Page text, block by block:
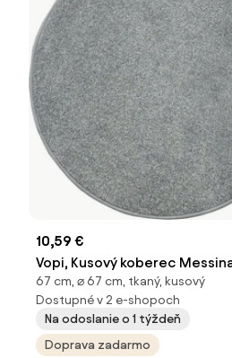
10,59 €
Vopi, Kusový koberec
kruh, 67x67 (priemer) kruh,
obývacia izba
67 cm, ⌀ 67 cm, tkaný, kusový
Dostupné v 2 e-shopoch
Na odoslanie o 1 týždeň
Doprava zadarmo